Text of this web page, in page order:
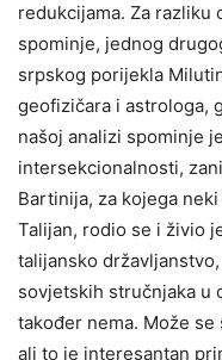
redukcijama. Za razliku
spominje, jednog
srpskog porijekla
geofizičara i astrologa,
našoj analizi spominje
intersekcionalnosti,
Bartinija, za kojega
Talijan, rodio se i živio
talijansko
sovjetskih stručnjaka u
također nema. Može
ali to je interesantan